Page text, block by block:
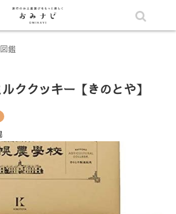
鑑
ククッキー【きのとや】
シェア